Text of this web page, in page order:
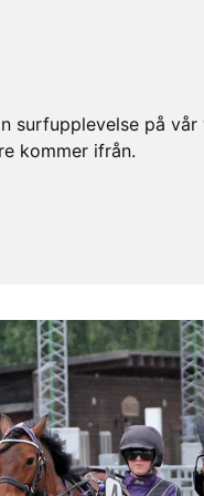
på
kommer ifrån.